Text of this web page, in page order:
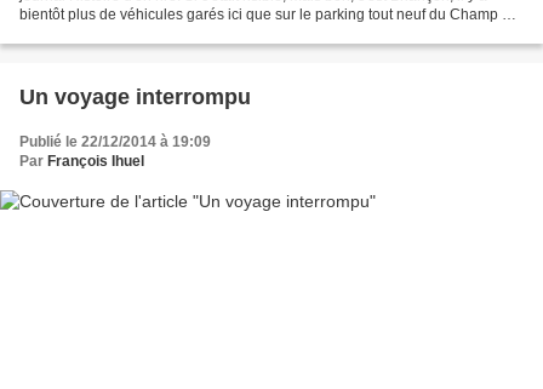
bientôt plus de véhicules garés ici que sur le parking tout neuf du Champ de
Un voyage interrompu
Publié le 22/12/2014 à 19:09
Par François Ihuel